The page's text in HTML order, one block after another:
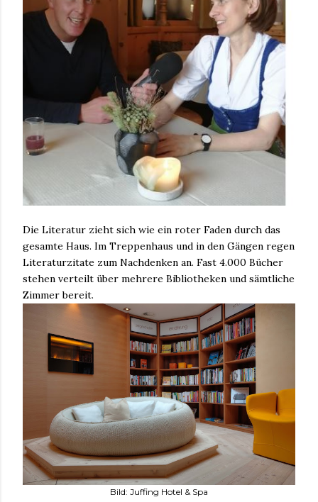
Die Literatur zieht sich wie ein roter Faden durch das
gesamte Haus. Im Treppenhaus und in den Gängen regen
Literaturzitate zum Nachdenken an. Fast 4.000 Bücher
stehen verteilt über mehrere Bibliotheken und sämtliche
Zimmer bereit.
Bild: Juffing Hotel & Spa